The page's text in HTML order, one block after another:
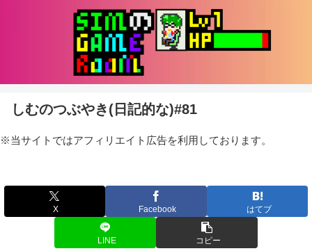
しむのつぶやき(日記的な)#81
※当サイトではアフィリエイト広告を利用しております。
X Facebook はてブ
LINE コピー